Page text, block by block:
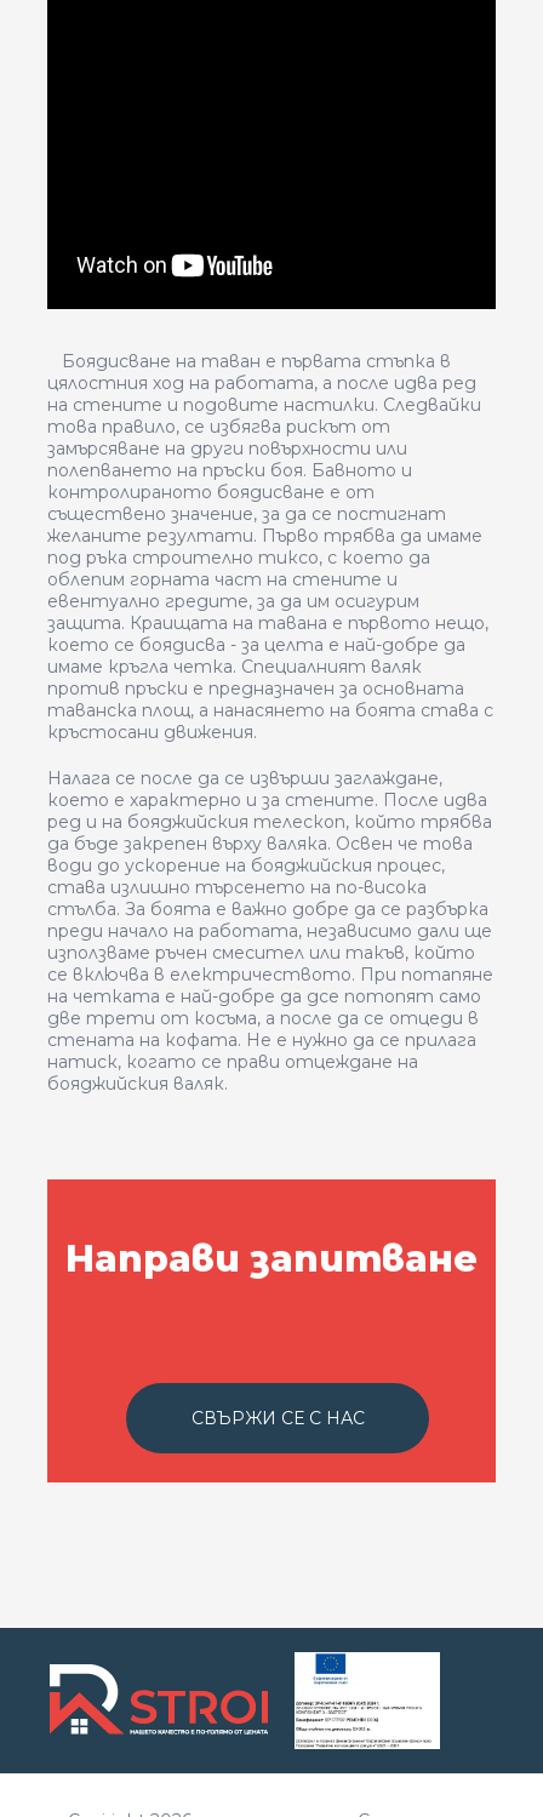
Боядисване на таван е първата стъпка в
цялостния ход на работата, а после идва ред
на стените и подовите настилки. Следвайки
това правило, се избягва рискът от
замърсяване на други повърхности или
полепването на пръски боя. Бавното и
контролираното боядисване е от
съществено значение, за да се постигнат
желаните резултати. Първо трябва да имаме
под ръка строително тиксо, с което да
облепим горната част на стените и
евентуално гредите, за да им осигурим
защита. Краищата на тавана е първото нещо,
което се боядисва - за целта е най-добре да
имаме кръгла четка. Специалният валяк
против пръски е предназначен за основната
таванска площ, а нанасянето на боята става с
кръстосани движения.
Налага се после да се извърши заглаждане,
което е характерно и за стените. После идва
ред и на бояджийския телескоп, който трябва
да бъде закрепен върху валяка. Освен че това
води до ускорение на бояджийския процес,
става излишно търсенето на по-висока
стълба. За боята е важно добре да се разбърка
преди начало на работата, независимо дали ще
използваме ръчен смесител или такъв, който
се включва в електричеството. При потапяне
на четката е най-добре да дсе потопят само
две трети от косъма, а после да се отцеди в
стената на кофата. Не е нужно да се прилага
натиск, когато се прави отцеждане на
бояджийския валяк.
Направи запитване
СВЪРЖИ СЕ С НАС